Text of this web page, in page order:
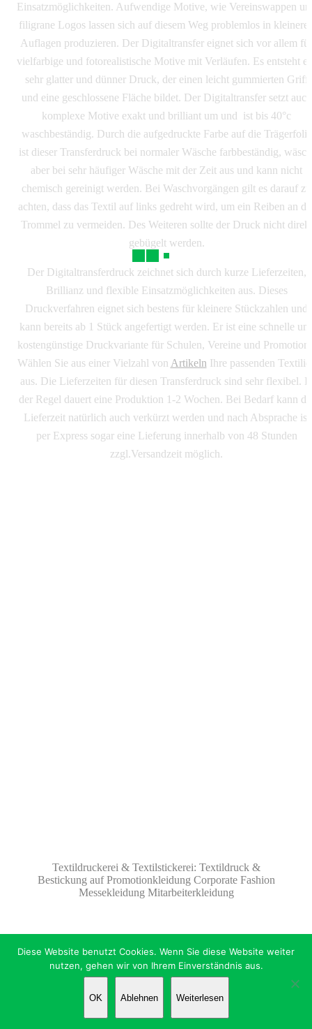
Einsatzmöglichkeiten. Aufwendige Motive, wie Vereinswappen
filigrane Logos lassen sich auf diesem Weg problemlos in
Auflagen produzieren. Der Digitaltransfer eignet sich vor allem für
vielfarbige und fotorealistische Motive mit Verläufen. Es entsteht
sehr glatter und dünner Druck, der einen leicht gummierten Griff
und eine geschlossene Fläche bildet. Der Digitaltransfer setzt auch
komplexe Motive exakt und brilliant um und ist bis 40°c
waschbeständig. Durch die aufgedruckte Farbe auf die Trägerfolie
ist dieser Transferdruck bei normaler Wäsche farbbeständig,
aber bei sehr häufiger Wäsche mit der Zeit aus und kann nicht
chemisch gereinigt werden. Bei Waschvorgängen gilt es darauf zu
achten, dass das Textil auf links gedreht wird, um ein Reiben an
Trommel zu vermeiden. Des Weiteren sollte der Druck nicht direkt
gebügelt werden.
Der Digitaltransferdruck zeichnet sich durch kurze Lieferzeiten,
Brillianz und flexible Einsatzmöglichkeiten aus. Dieses
Druckverfahren eignet sich bestens für kleinere Stückzahlen und
kann bereits ab 1 Stück angefertigt werden. Er ist eine schnelle
kostengünstige Druckvariante für Schulen, Vereine und
Wählen Sie aus einer Vielzahl von Artikeln Ihre passenden
aus. Die Lieferzeiten für diesen Transferdruck sind sehr flexibel.
der Regel dauert eine Produktion 1-2 Wochen. Bei Bedarf kann
Lieferzeit natürlich auch verkürzt werden und nach Absprache ist
per Express sogar eine Lieferung innerhalb von 48 Stunden
zzgl.Versandzeit möglich.
Textildruckerei & Textilstickerei: Textildruck &
Bestickung auf Promotionkleidung Corporate Fashion
Messekleidung Mitarbeiterkleidung
Diese Website benutzt Cookies. Wenn Sie diese Website weiter
nutzen, gehen wir von Ihrem Einverständnis aus.
OK Ablehnen Weiterlesen